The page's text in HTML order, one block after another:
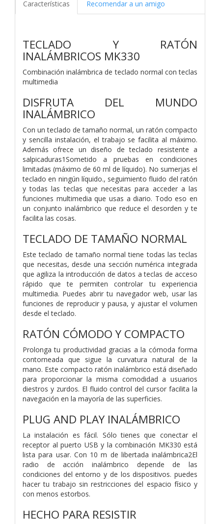
Características Recomendar a un amigo
TECLADO Y RATÓN
INALÁMBRICOS MK330
Combinación inalámbrica de teclado normal con teclas
multimedia
DISFRUTA DEL MUNDO
INALÁMBRICO
Con un teclado de tamaño normal, un ratón compacto
y sencilla instalación, el trabajo se facilita al máximo.
Además ofrece un diseño de teclado resistente a
salpicaduras1Sometido a pruebas en condiciones
limitadas (máximo de 60 ml de líquido). No sumerjas el
teclado en ningún líquido., seguimiento fluido del ratón
y todas las teclas que necesitas para acceder a las
funciones multimedia que usas a diario. Todo eso en
un conjunto inalámbrico que reduce el desorden y te
facilita las cosas.
TECLADO DE TAMAÑO NORMAL
Este teclado de tamaño normal tiene todas las teclas
que necesitas, desde una sección numérica integrada
que agiliza la introducción de datos a teclas de acceso
rápido que te permiten controlar tu experiencia
multimedia. Puedes abrir tu navegador web, usar las
funciones de reproducir y pausa, y ajustar el volumen
desde el teclado.
RATÓN CÓMODO Y COMPACTO
Prolonga tu productividad gracias a la cómoda forma
contorneada que sigue la curvatura natural de la
mano. Este compacto ratón inalámbrico está diseñado
para proporcionar la misma comodidad a usuarios
diestros y zurdos. El fluido control del cursor facilita la
navegación en la mayoría de las superficies.
PLUG AND PLAY INALÁMBRICO
La instalación es fácil. Sólo tienes que conectar el
receptor al puerto USB y la combinación MK330 está
lista para usar. Con 10 m de libertada inalámbrica2El
radio de acción inalámbrico depende de las
condiciones del entorno y de los dispositivos. puedes
hacer tu trabajo sin restricciones del espacio físico y
con menos estorbos.
HECHO PARA RESISTIR